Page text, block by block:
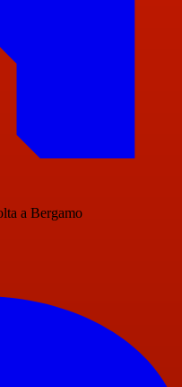
a Bergamo